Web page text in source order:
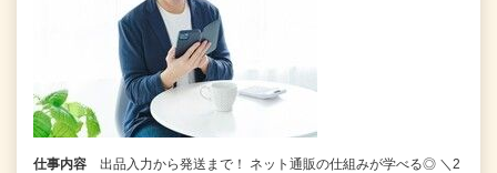
仕事内容
出品入力から発送まで！ ネット通販の仕組みが学べる◎ ＼2